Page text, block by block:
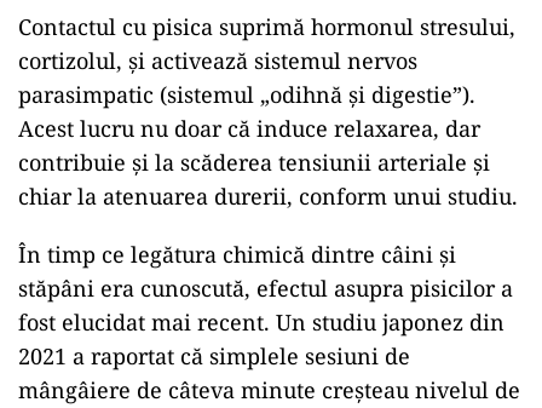
Contactul cu pisica suprimă hormonul stresului,
cortizolul, și activează sistemul nervos
parasimpatic (sistemul „odihnă și digestie”).
Acest lucru nu doar că induce relaxarea, dar
contribuie și la scăderea tensiunii arteriale și
chiar la atenuarea durerii, conform unui studiu.
În timp ce legătura chimică dintre câini și
stăpâni era cunoscută, efectul asupra pisicilor a
fost elucidat mai recent. Un studiu japonez din
2021 a raportat că simplele sesiuni de
mângâiere de câteva minute creșteau nivelul de